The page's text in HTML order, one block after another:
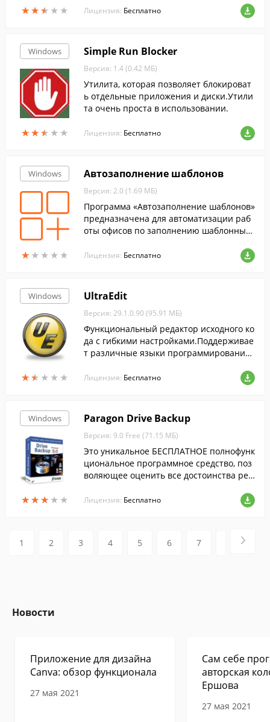
★★★ ★ ★
★★★ ★ ★ Лицензия: Бесплатно
Windows
★★★ ★ ★
★★★ ★ ★
Simple Run Blocker
Версия: 1.4 (0.42 МБ)
Утилита, которая позволяет блокироват
ь отдельные приложения и диски.Утили
та очень проста в использовании.
Лицензия: Бесплатно
Windows
★ ★ ★ ★ ★
★ ★ ★ ★ ★
Автозаполнение шаблонов
Версия: 2.0 (1.69 МБ)
Программа «Автозаполнение шаблонов»
предназначена для автоматизации раб
оты офисов по заполнению шаблонных
го количества информации. Значительн
о упрощен импорт клиентских данных ч
Лицензия: Бесплатно
Windows
★★ ★ ★ ★
★★ ★ ★ ★
UltraEdit
Версия: 29.1.0.90 (95.91 МБ)
Функциональный редактор исходного ко
да с гибкими настройками.Поддерживае
т различные языки программирования
ORTRAN и LaTex)....
Лицензия: Бесплатно
Windows
★★★ ★ ★
★★★ ★ ★
Paragon Drive Backup
Версия: 9.0 Free (71.15 МБ)
Это уникальное БЕСПЛАТНОЕ полнофунк
циональное программное средство, поз
воляющее оценить все достоинства рез
ackup 9.0 Free вы сможете делать резер
вное копирование системы и данных. С
Лицензия: Бесплатно
1 2 3 4 5 6 7
Новости
Приложение для дизайна
Canva: обзор функционала
27 мая 2021
Сам себе
авторская
Ершова
27 мая 2021